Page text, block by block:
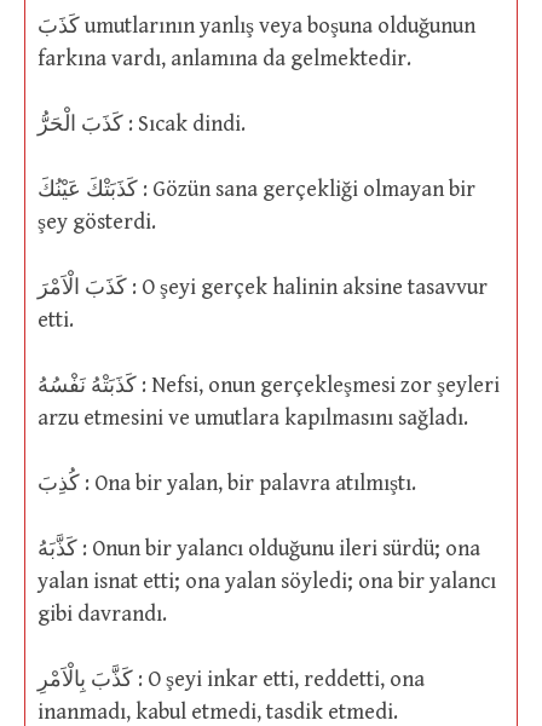
كَذَبَ umutlarının yanlış veya boşuna olduğunun
farkına vardı, anlamına da gelmektedir.
كَذَبَ الْحَرُّ : Sıcak dindi.
كَذَبَتْكَ عَيْنُكَ : Gözün sana gerçekliği olmayan bir
şey gösterdi.
كَذَبَ الْاَمْرَ : O şeyi gerçek halinin aksine tasavvur
etti.
كَذَبَتْهُ نَفْسُهُ : Nefsi, onun gerçekleşmesi zor şeyleri
arzu etmesini ve umutlara kapılmasını sağladı.
كُذِبَ : Ona bir yalan, bir palavra atılmıştı.
كَذَّبَهُ : Onun bir yalancı olduğunu ileri sürdü; ona
yalan isnat etti; ona yalan söyledi; ona bir yalancı
gibi davrandı.
كَذَّبَ بِالْاَمْرِ : O şeyi inkar etti, reddetti, ona
inanmadı, kabul etmedi, tasdik etmedi.